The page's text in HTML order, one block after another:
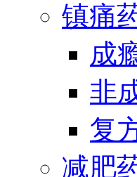
镇痛
成
非
复
减肥